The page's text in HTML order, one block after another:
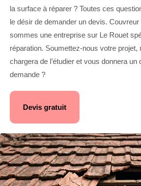
la surface à réparer ? Toutes ces
le désir de demander un devis. Couvreur
sommes une entreprise sur Le Rouet
réparation. Soumettez-nous votre projet,
chargera de l’étudier et vous donnera
demande ?
Devis gratuit